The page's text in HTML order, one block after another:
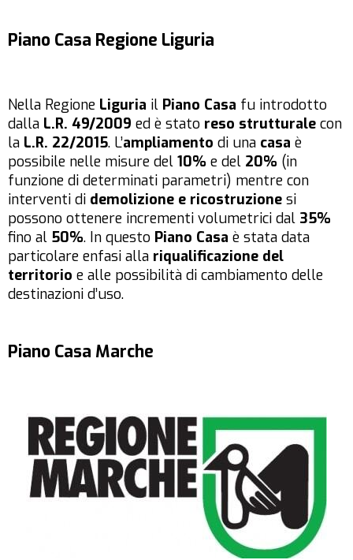
Piano Casa Regione Liguria
Nella Regione Liguria il Piano Casa fu introdotto
dalla L.R. 49/2009 ed è stato reso strutturale con
la L.R. 22/2015. L’ampliamento di una casa è
possibile nelle misure del 10% e del 20% (in
funzione di determinati parametri) mentre con
interventi di demolizione e ricostruzione si
possono ottenere incrementi volumetrici dal 35%
fino al 50%. In questo Piano Casa è stata data
particolare enfasi alla riqualificazione del
territorio e alle possibilità di cambiamento delle
destinazioni d’uso.
Piano Casa Marche